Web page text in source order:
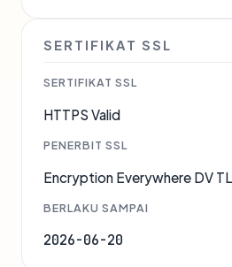
SERTIFIKAT SSL
SERTIFIKAT SSL
HTTPS Valid
PENERBIT SSL
Encryption Everywhere DV
BERLAKU SAMPAI
2026-06-20